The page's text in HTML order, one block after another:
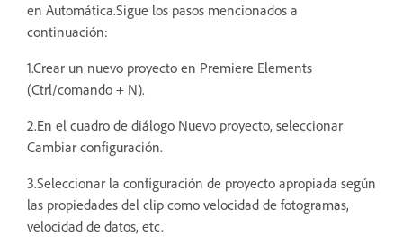
en Automática.Sigue los pasos mencionados a
continuación:
1.Crear un nuevo proyecto en Premiere Elements
(Ctrl/comando + N).
2.En el cuadro de diálogo Nuevo proyecto, seleccionar
Cambiar configuración.
3.Seleccionar la configuración de proyecto apropiada según
las propiedades del clip como velocidad de fotogramas,
velocidad de datos, etc.